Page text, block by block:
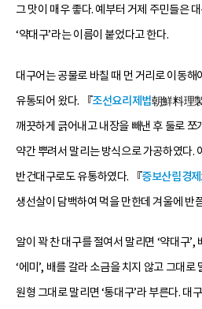
그 맛이 매우 좋다. 예부터 거제 주민들은
‘약대구’라는 이름이 붙었다고 한다.
대구어는 공물로 바칠 때 먼 거리로 이동해
유통되어 왔다. 『조선요리제법朝鮮料理
깨끗하게 긁어내고 내장을 빼낸 후 둘로 쪼
약간 뿌려서 말리는 방식으로 가공하였다.
반건대구로도 유통하였다. 『증보산림경제
생선살이 담백하여 먹을 만한데 겨울에 반
알이 꽉 찬 대구를 절여서 말리면 ‘약대구’,
‘에미’, 배를 갈라 소금을 치지 않고 그대로
원형 그대로 말리면 ‘통대구’라 부른다. 대